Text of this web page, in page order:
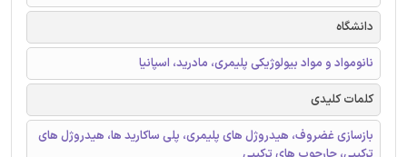
دانشگاه
نانومواد و مواد بیولوژیکی پلیمری، مادرید، اسپانیا
کلمات کلیدی
بازسازی غضروف، هیدروژل های پلیمری، پلی ساکارید ها، هیدروژل های